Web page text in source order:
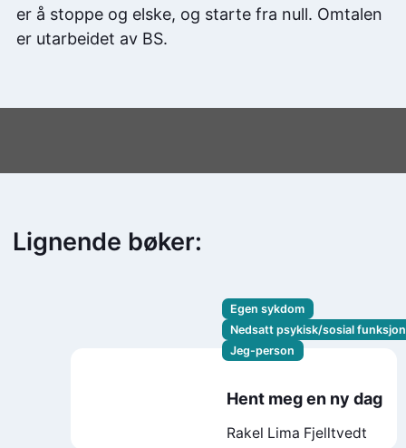
er å stoppe og elske, og starte fra null. Omtalen
er utarbeidet av BS.
Lignende bøker:
Egen sykdom
Nedsatt psykisk/sosial
Jeg-person
Hent meg en ny dag
Rakel Lima Fjelltvedt